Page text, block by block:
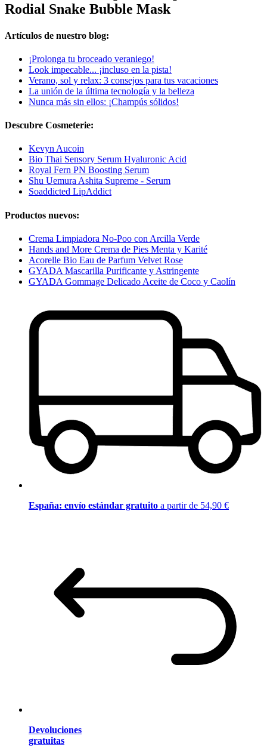
Rodial Snake Bubble Mask
Artículos de nuestro blog:
¡Prolonga tu broceado veraniego!
Look impecable... ¡incluso en la pista!
Verano, sol y relax: 3 consejos para tus vacaciones
La unión de la última tecnología y la belleza
Nunca más sin ellos: ¡Champús sólidos!
Descubre Cosmeterie:
Kevyn Aucoin
Bio Thai Sensory Serum Hyaluronic Acid
Royal Fern PN Boosting Serum
Shu Uemura Ashita Supreme - Serum
Soaddicted LipAddict
Productos nuevos:
Crema Limpiadora No-Poo con Arcilla Verde
Hands and More Crema de Pies Menta y Karité
Acorelle Bio Eau de Parfum Velvet Rose
GYADA Mascarilla Purificante y Astringente
GYADA Gommage Delicado Aceite de Coco y Caolín
España: envío estándar gratuito a partir de 54,90 €
Devoluciones
gratuitas